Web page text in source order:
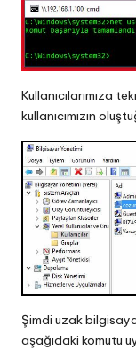
Kullanıcılarımıza
kullanıcımızın
Şimdi uzak
aşağıdaki komutu